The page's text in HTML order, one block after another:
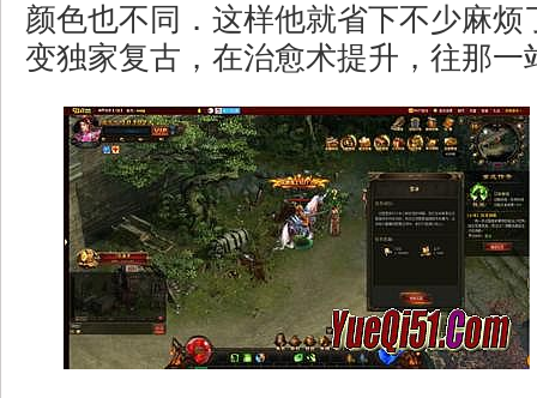
颜色也不同．这样他就省下不少麻烦
变独家复古，在治愈术提升，往那一